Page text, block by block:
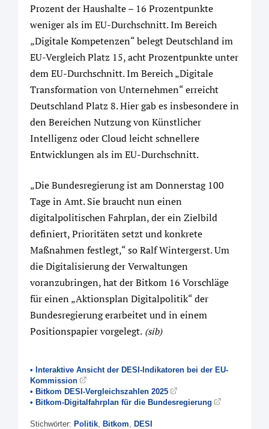
Prozent der Haushalte – 16 Prozentpunkte
weniger als im EU-Durchschnitt. Im Bereich
„Digitale Kompetenzen“ belegt Deutschland im
EU-Vergleich Platz 15, acht Prozentpunkte unter
dem EU-Durchschnitt. Im Bereich „Digitale
Transformation von Unternehmen“ erreicht
Deutschland Platz 8. Hier gab es insbesondere in
den Bereichen Nutzung von Künstlicher
Intelligenz oder Cloud leicht schnellere
Entwicklungen als im EU-Durchschnitt.
„Die Bundesregierung ist am Donnerstag 100
Tage in Amt. Sie braucht nun einen
digitalpolitischen Fahrplan, der ein Zielbild
definiert, Prioritäten setzt und konkrete
Maßnahmen festlegt,“ so Ralf Wintergerst. Um
die Digitalisierung der Verwaltungen
voranzubringen, hat der Bitkom 16 Vorschläge
für einen „Aktionsplan Digitalpolitik“ der
Bundesregierung erarbeitet und in einem
Positionspapier vorgelegt. (sib)
• Interaktive Ansicht der DESI-Indikatoren bei der EU-
Kommission
• Bitkom DESI-Vergleichszahlen 2025
• Bitkom-Digitalfahrplan für die Bundesregierung
Stichwörter: Politik, Bitkom, DESI